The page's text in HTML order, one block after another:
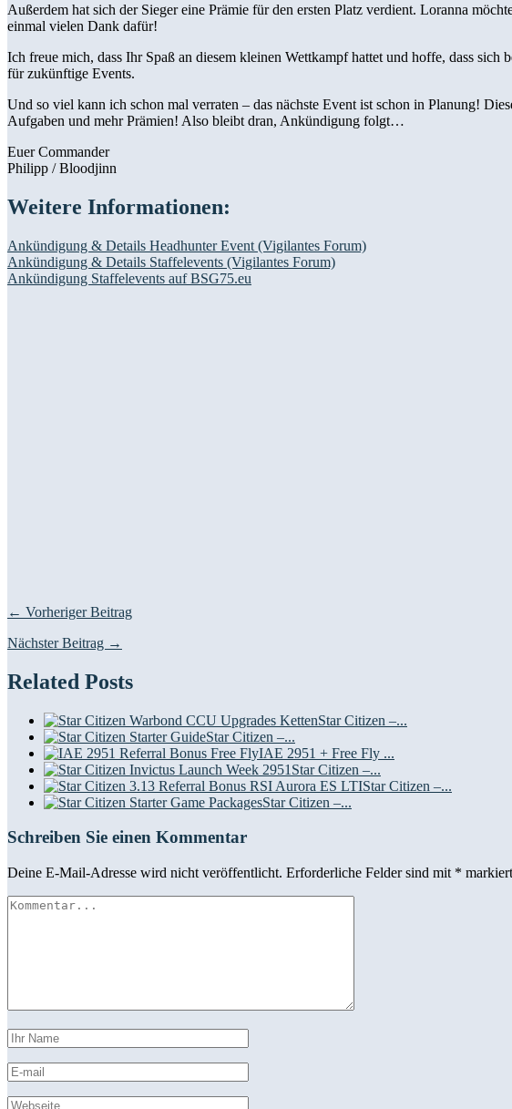
Außerdem hat sich der Sieger eine Prämie für den ersten Platz verdient. Loranna
einmal vielen Dank dafür!
Ich freue mich, dass Ihr Spaß an diesem kleinen Wettkampf hattet und hoffe, dass
für zukünftige Events.
Und so viel kann ich schon mal verraten – das nächste Event ist schon in Planung!
Aufgaben und mehr Prämien! Also bleibt dran, Ankündigung folgt…
Euer Commander
Philipp / Bloodjinn
Weitere Informationen:
Ankündigung & Details Headhunter Event (Vigilantes Forum)
Ankündigung & Details Staffelevents (Vigilantes Forum)
Ankündigung Staffelevents auf BSG75.eu
← Vorheriger Beitrag
Nächster Beitrag →
Related Posts
Star Citizen –...
Star Citizen –...
IAE 2951 + Free Fly ...
Star Citizen –...
Star Citizen –...
Star Citizen –...
Schreiben Sie einen Kommentar
Deine E-Mail-Adresse wird nicht veröffentlicht. Erforderliche Felder sind mit * markiert